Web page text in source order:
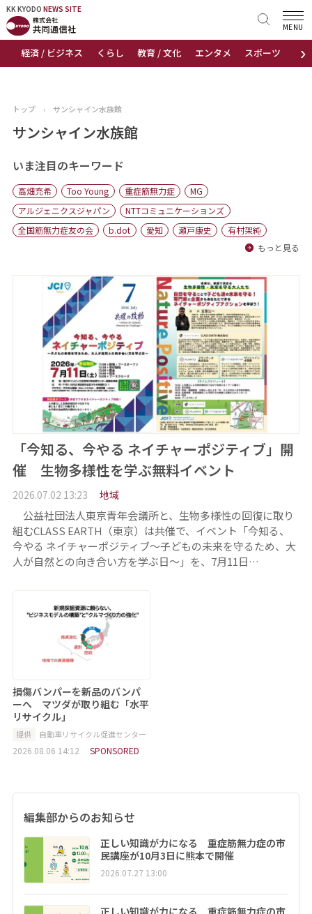
KK KYODO NEWS SITE
›
経済 / ビジネス くらし 教育 / 文化 エンタメ スポーツ 地域
MENU
KK KYODONEWS SITE
トップページ
ニュース
おすすめコンテンツ
出版物
会社概要
トップ › サンシャイン水族館
サンシャイン水族館
いま注目のキーワード
高畑充希 Too Young 重症筋無力症
MG
アルジェニクスジャパン
NTTコミュニケーションズ
全国筋無力症友の会
b.dot 愛知 瀬戸康史
有村架純
もっと見る
「今知る、今やる ネイチャーポジティブ」開
催 生物多様性を学ぶ無料イベント
2026.07.02 13:23 地域
公益社団法人東京青年会議所と、生物多様性の回復に取り
組むCLASS EARTH（東京）は共催で、イベント「今知る、
今やる ネイチャーポジティブ～子どもの未来を守るため、大
人が自然との向き合い方を学ぶ日～」を、7月11日…
損傷バンパーを新品のバンパ
ーへ マツダが取り組む「水平
リサイクル」
提供 自動車リサイクル促進センター
2026.08.06 14:12 SPONSORED
編集部からのお知らせ
正しい知識が力になる 重症筋無力症の市
民講座が10月3日に熊本で開催
2026.07.27 13:00